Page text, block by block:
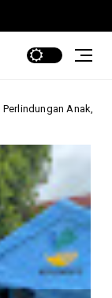
Gelar